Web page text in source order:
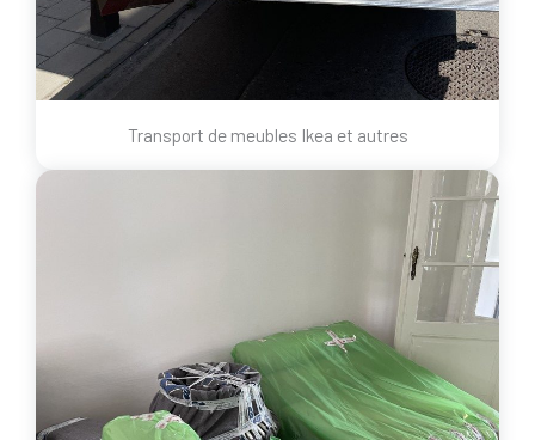
Transport de meubles Ikea et autres